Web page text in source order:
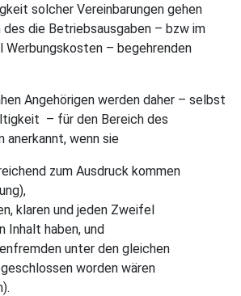
solcher Vereinbarungen gehen
die Betriebsausgaben – bzw im
Werbungskosten – begehrenden
Angehörigen werden daher – selbst
– für den Bereich des
anerkannt, wenn sie
zum Ausdruck kommen
klaren und jeden Zweifel
Inhalt haben, und
unter den gleichen
worden wären